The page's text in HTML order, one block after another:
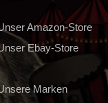
Amazon-Store
Ebay-Store
Marken